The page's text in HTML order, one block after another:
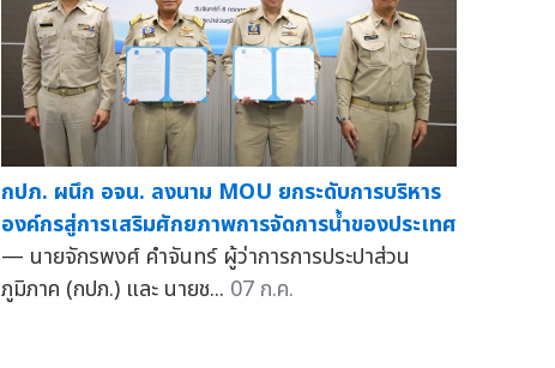
กปภ. ผนึก อจน. ลงนาม MOU ยกระดับการบริหาร
องค์กรสู่การเสริมศักยภาพการจัดการน้ำของประเทศ
— นายจักรพงศ์ คำจันทร์ ผู้ว่าการการประปาส่วน
ภูมิภาค (กปภ.) และ นายช... 07 ก.ค.